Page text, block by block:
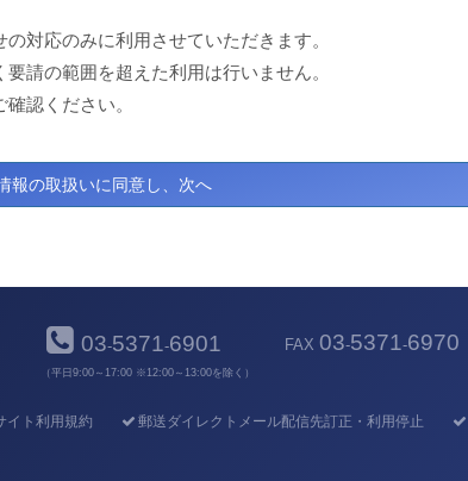
対応のみに利用させていただきます。
請の範囲を超えた利用は行いません。
確認ください。
03-5371-6901
（平日9:00～17:00 ※12:00～13:00を除く）
FAX 03-5371-6970
イト利用規約 郵送ダイレクトメール配信先訂正・利用停止